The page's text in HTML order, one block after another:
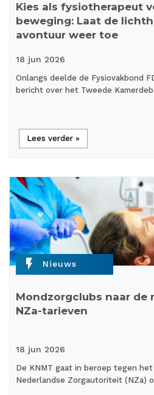
Kies als fysiotherapeut
beweging: Laat de
avontuur weer toe
18 jun 2026
Onlangs deelde de Fysiovakbond
bericht over het Tweede
Lees verder »
flash_on Nieuws
Mondzorgclubs naar de
NZa-tarieven
18 jun 2026
De KNMT gaat in beroep tegen
Nederlandse Zorgautoriteit (NZa)